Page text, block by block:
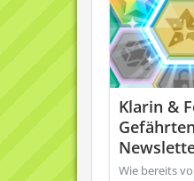
Klarin &
Wie bereits